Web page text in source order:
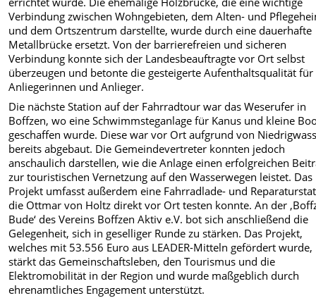
Verbindung zwischen Wohngebieten, dem Alten- und
und dem Ortszentrum darstellte, wurde durch eine dauerhafte
Metallbrücke ersetzt. Von der barrierefreien und sicheren
Verbindung konnte sich der Landesbeauftragte vor Ort selbst
überzeugen und betonte die gesteigerte Aufenthaltsqualität für
Anliegerinnen und Anlieger.
Die nächste Station auf der Fahrradtour war das Weserufer in
Boffzen, wo eine Schwimmsteganlage für Kanus und kleine
geschaffen wurde. Diese war vor Ort aufgrund von
bereits abgebaut. Die Gemeindevertreter konnten jedoch
anschaulich darstellen, wie die Anlage einen erfolgreichen
zur touristischen Vernetzung auf den Wasserwegen leistet. Das
Projekt umfasst außerdem eine Fahrradlade- und
die Ottmar von Holtz direkt vor Ort testen konnte. An der
Bude‘ des Vereins Boffzen Aktiv e.V. bot sich anschließend die
Gelegenheit, sich in geselliger Runde zu stärken. Das Projekt,
welches mit 53.556 Euro aus LEADER-Mitteln gefördert wurde,
stärkt das Gemeinschaftsleben, den Tourismus und die
Elektromobilität in der Region und wurde maßgeblich durch
ehrenamtliches Engagement unterstützt.